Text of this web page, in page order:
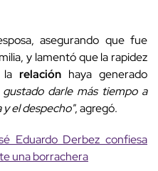
asegurando que fue
y lamentó que la rapidez
relación haya generado
gustado darle más tiempo a
el despecho", agregó.
Eduardo Derbez confiesa
una borrachera